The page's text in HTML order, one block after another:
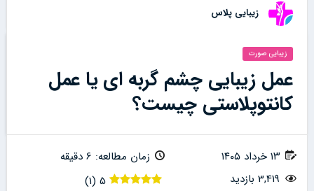
زیبایی پلاس
زیبایی صورت
عمل زیبایی چشم گربه ای یا عمل
کانتوپلاستی چیست؟
۱۳ خرداد ۱۴۰۵
زمان مطالعه: 6 دقیقه
3,419 بازدید
5
(
1
)